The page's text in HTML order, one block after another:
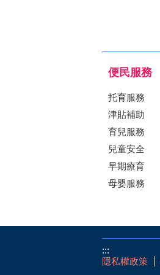
便民服務
托育服務
津貼補助
育兒服務
兒童安全
早期療育
母嬰服務
:::
隱私權政策